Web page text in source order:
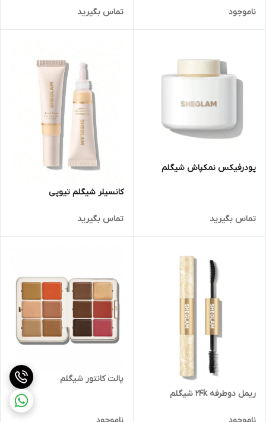
ناموجود تماس بگیرید
پودرفیکس نمکپاش شیگلم
تماس بگیرید
کانسیلر شیگلم تیوپی
تماس بگیرید
ریمل دوطرفه 24k شیگلم
پالت کانتور شیگلم